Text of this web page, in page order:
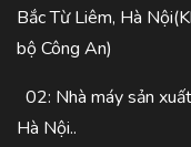
Bắc Từ Liêm, Hà
bộ Công An)
02: Nhà máy sản
Hà Nội..